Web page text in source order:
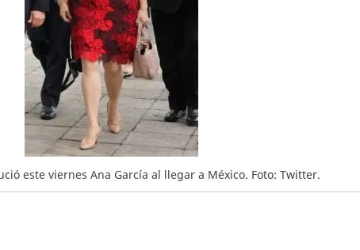
este viernes Ana García al llegar a México. Foto: Twitter.